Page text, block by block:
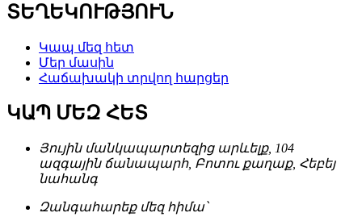
ՏԵՂԵԿՈՒԹՅՈՒՆ
Կապ մեզ հետ
Մեր մասին
Հաճախակի տրվող հարցեր
ԿԱՊ ՄԵԶ ՀԵՏ
Յույին մանկապարտեզից արևելք, 104
ազգային ճանապարհ, Բոտու քաղաք, Հեբեյ
նահանգ
Զանգահարեք մեզ հիմա՝